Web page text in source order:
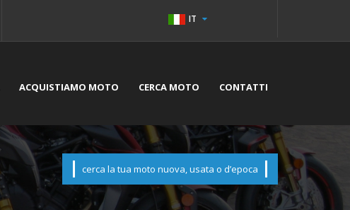
IT
ACQUISTIAMO MOTO CERCA MOTO CONTATTI
cerca la tua moto nuova, usata o d’epoca